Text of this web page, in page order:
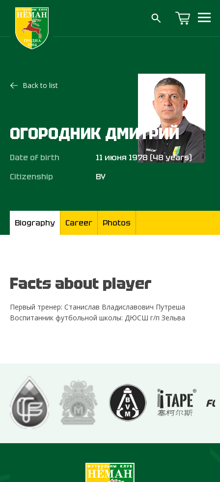
Back to list
ОГОРОДНИК ДМИТРИЙ
Date of birth
11 июня 1978 (48 years)
Citizenship
BY
Biography Career Photos
Facts about player
Первый тренер: Станислав Владиславович Путреша
Воспитанник футбольной школы: ДЮСШ г/п Зельва